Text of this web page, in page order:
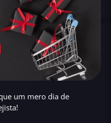
um mero dia de